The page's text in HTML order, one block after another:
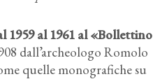
1959 al 1961 al «Bollettino
dall’archeologo Romolo
quelle monografiche su